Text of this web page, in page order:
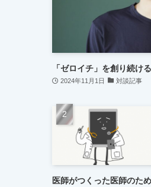
「ゼロイチ」を創り続け
2024年11月1日 対談記事
医師がつくった医師のため